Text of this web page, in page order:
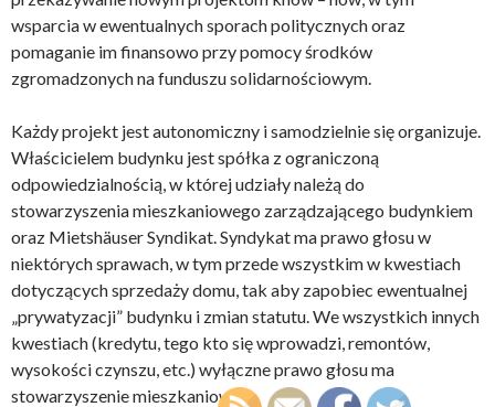
wsparcia w ewentualnych sporach politycznych oraz
pomaganie im finansowo przy pomocy środków
zgromadzonych na funduszu solidarnościowym.
Każdy projekt jest autonomiczny i samodzielnie się organizuje.
Właścicielem budynku jest spółka z ograniczoną
odpowiedzialnością, w której udziały należą do
stowarzyszenia mieszkaniowego zarządzającego budynkiem
oraz Mietshäuser Syndikat. Syndykat ma prawo głosu w
niektórych sprawach, w tym przede wszystkim w kwestiach
dotyczących sprzedaży domu, tak aby zapobiec ewentualnej
„prywatyzacji” budynku i zmian statutu. We wszystkich innych
kwestiach (kredytu, tego kto się wprowadzi, remontów,
wysokości czynszu, etc.) wyłączne prawo głosu ma
stowarzyszenie mieszkaniowe.